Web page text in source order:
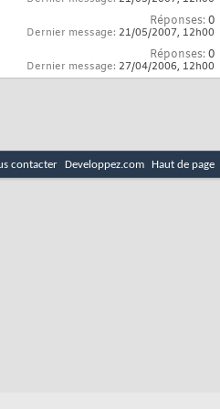
Réponses:0
Dernier message: 21/05/2007, 12h00
Réponses:0
Dernier message: 27/04/2006, 12h00
contacter Developpez.com Haut de page